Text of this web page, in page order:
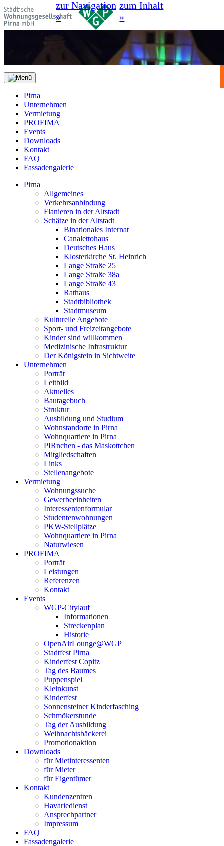
zur Navigation
»
zum Inhalt
»
Pirna
Unternehmen
Vermietung
PROFIMA
Events
Downloads
Kontakt
FAQ
Fassadengalerie
Pirna
Allgemeines
Verkehrsanbindung
Flanieren in der Altstadt
Schätze in der Altstadt
Binationales Internat
Canalettohaus
Deutsches Haus
Klosterkirche St. Heinrich
Lange Straße 25
Lange Straße 38a
Lange Straße 43
Rathaus
Stadtbibliothek
Stadtmuseum
Kulturelle Angebote
Sport- und Freizeitangebote
Kinder sind willkommen
Medizinische Infrastruktur
Der Königstein in Sichtweite
Unternehmen
Porträt
Leitbild
Aktuelles
Bautagebuch
Struktur
Ausbildung und Studium
Wohnstandorte in Pirna
Wohnquartiere in Pirna
PIRnchen - das Maskottchen
Mitgliedschaften
Links
Stellenangebote
Vermietung
Wohnungssuche
Gewerbeeinheiten
Interessentenformular
Studentenwohnungen
PKW-Stellplätze
Wohnquartiere in Pirna
Naturwiesen
PROFIMA
Porträt
Leistungen
Referenzen
Kontakt
Events
WGP-Citylauf
Informationen
Streckenplan
Historie
OpenAirLounge@WGP
Stadtfest Pirna
Kinderfest Copitz
Tag des Baumes
Puppenspiel
Kleinkunst
Kinderfest
Sonnensteiner Kinderfasching
Schmökerstunde
Tag der Ausbildung
Weihnachtsbäckerei
Promotionaktion
Downloads
für Mietinteressenten
für Mieter
für Eigentümer
Kontakt
Kundenzentren
Havariedienst
Ansprechpartner
Impressum
FAQ
Fassadengalerie